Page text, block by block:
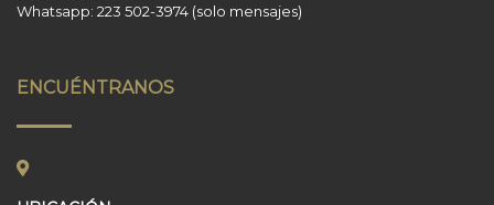
Whatsapp: 223 502-3974 (solo mensajes)
ENCUÉNTRANOS